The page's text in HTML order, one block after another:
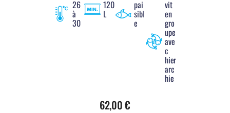
26
à
30
120
L
pai
sibl
e
vit
en
gro
upe
ave
c
hier
arc
hie
62,00€